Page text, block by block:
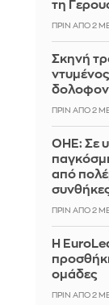
τη
ΠΡΙΝ ΑΠΌ 2
Σκηνή
ΠΡΙΝ ΑΠΌ 2
ΟΗΕ: Σε
από
ΠΡΙΝ ΑΠΌ 2
Η
ομάδες
ΠΡΙΝ ΑΠΌ 2